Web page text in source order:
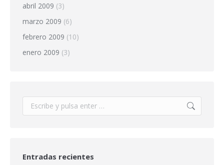
abril 2009 (3)
marzo 2009 (6)
febrero 2009 (10)
enero 2009 (3)
Buscar:
Entradas recientes